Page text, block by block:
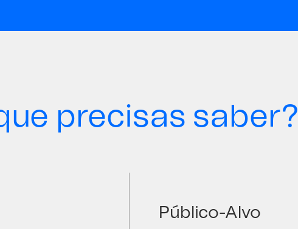
precisas saber?
Público-Alvo